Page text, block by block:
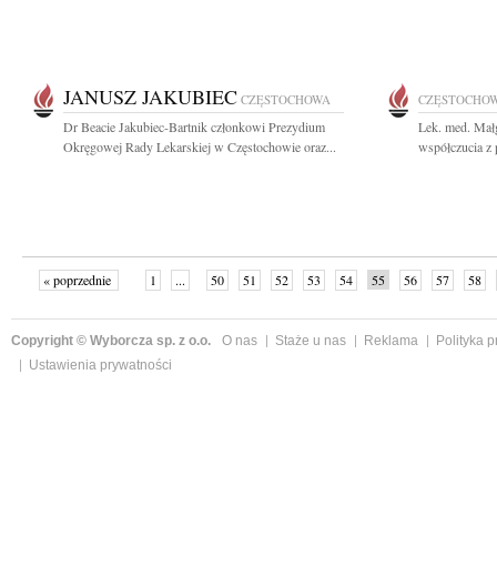
JANUSZ JAKUBIEC CZĘSTOCHOWA
Dr Beacie Jakubiec-Bartnik członkowi Prezydium
Okręgowej Rady Lekarskiej w Częstochowie oraz...
Lek. med.
współczucia
« poprzednie 1 ... 50 51 52 53 54 55 56 57
58
Copyright © Wyborcza sp. z o.o. O nas Staże u nas Reklama
Polityka
Ustawienia prywatności